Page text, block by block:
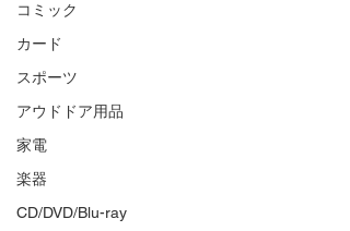
コミック
カード
スポーツ
アウドドア用品
家電
楽器
CD/DVD/Blu-ray